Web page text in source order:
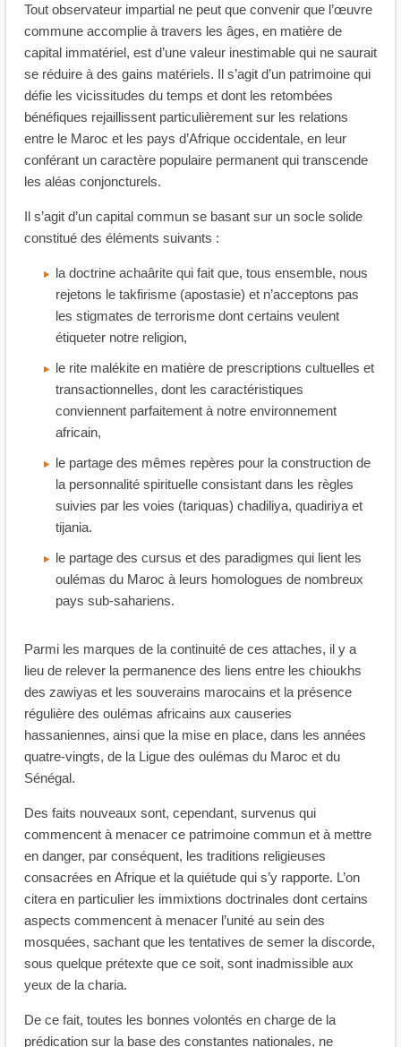
Tout observateur impartial ne peut que convenir que l’œuvre
commune accomplie à travers les âges, en matière de
capital immatériel, est d’une valeur inestimable qui ne saurait
se réduire à des gains matériels. Il s’agit d’un patrimoine qui
défie les vicissitudes du temps et dont les retombées
bénéfiques rejaillissent particulièrement sur les relations
entre le Maroc et les pays d’Afrique occidentale, en leur
conférant un caractère populaire permanent qui transcende
les aléas conjoncturels.
Il s’agit d’un capital commun se basant sur un socle solide
constitué des éléments suivants :
la doctrine achaârite qui fait que, tous ensemble, nous
rejetons le takfirisme (apostasie) et n’acceptons pas
les stigmates de terrorisme dont certains veulent
étiqueter notre religion,
le rite malékite en matière de prescriptions cultuelles et
transactionnelles, dont les caractéristiques
conviennent parfaitement à notre environnement
africain,
le partage des mêmes repères pour la construction de
la personnalité spirituelle consistant dans les règles
suivies par les voies (tariquas) chadiliya, quadiriya et
tijania.
le partage des cursus et des paradigmes qui lient les
oulémas du Maroc à leurs homologues de nombreux
pays sub-sahariens.
Parmi les marques de la continuité de ces attaches, il y a
lieu de relever la permanence des liens entre les chioukhs
des zawiyas et les souverains marocains et la présence
régulière des oulémas africains aux causeries
hassaniennes, ainsi que la mise en place, dans les années
quatre-vingts, de la Ligue des oulémas du Maroc et du
Sénégal.
Des faits nouveaux sont, cependant, survenus qui
commencent à menacer ce patrimoine commun et à mettre
en danger, par conséquent, les traditions religieuses
consacrées en Afrique et la quiétude qui s’y rapporte. L’on
citera en particulier les immixtions doctrinales dont certains
aspects commencent à menacer l’unité au sein des
mosquées, sachant que les tentatives de semer la discorde,
sous quelque prétexte que ce soit, sont inadmissible aux
yeux de la charia.
De ce fait, toutes les bonnes volontés en charge de la
prédication sur la base des constantes nationales, ne